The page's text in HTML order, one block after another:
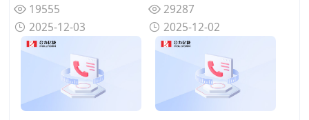
19555
2025-12-03
29287
2025-12-02